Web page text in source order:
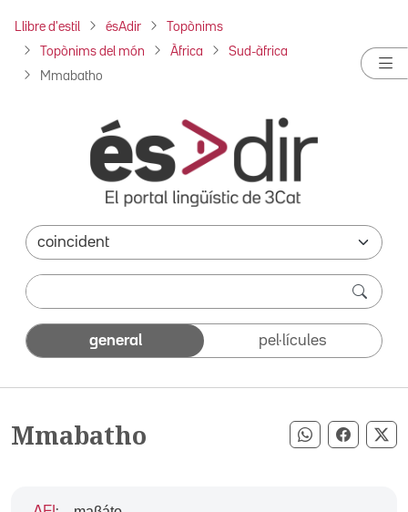
Llibre d'estil ésAdir Topònims
Topònims del món Àfrica Sud-àfrica
Mmabatho
general pel·lícules
Mmabatho Compartir